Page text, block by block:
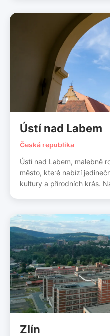
Ústí nad Labem
Česká republika
Ústí nad Labem, malebně
město, které nabízí
kultury a přírodních krás.
Zlín